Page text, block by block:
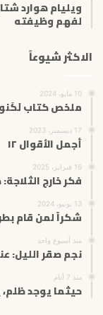
ويليام هوارد
لفهم وظيفته
الاكثر شيوعاً
10 مايو، 2024
ملخص كتاب
17 ديسمبر، 2023
أجمل الأقوال ١٢
16 فبراير، 2025
فكر خارج
13 يونيو، 2024
شكراً لمن قام
منذ أسبوع واحد
نجم صقر الليل:
منذ 7 أيام
حيثما يوجد